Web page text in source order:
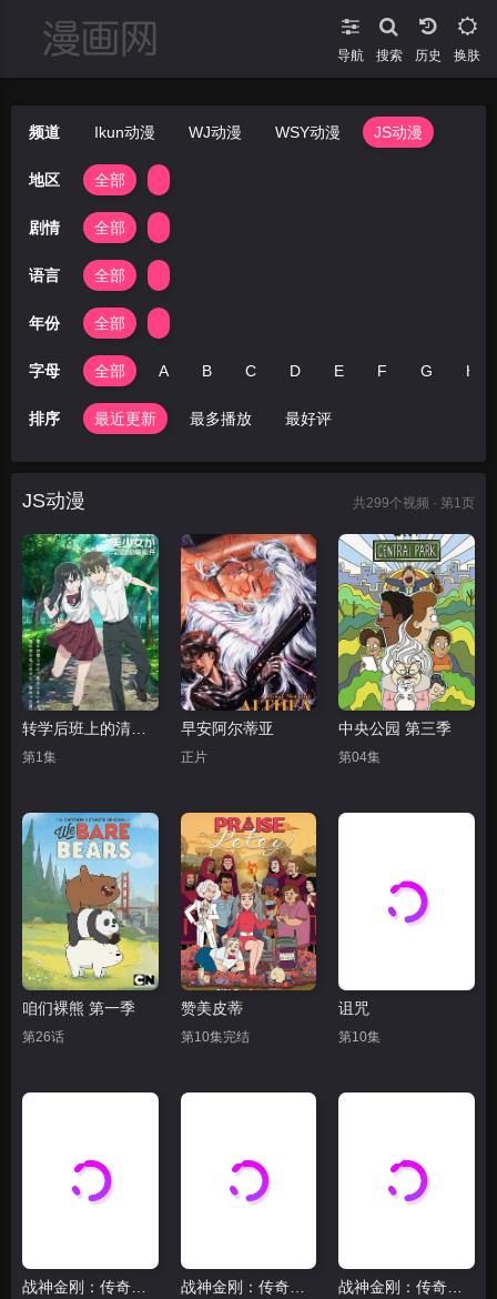
导航 搜索 换肤
频道 Ikun动漫 WJ动漫 WSY动漫 JS动漫
地区 全部
剧情 全部
语言 全部
年份 全部
字母 全部 A B C D E F G H
排序 最近更新 最多播放 最好评
JS动漫 共299个视频 · 第1页
转学后班上的清纯可爱美少女 竟是小时候玩在一起的哥儿们
第1集
早安阿尔蒂亚
正片
中央公园 第三季
第04集
咱们裸熊 第一季
第26话
赞美皮蒂
第10集完结
诅咒
第10集
战神金刚：传奇的保护神 第六季普 通话版 战神金刚：传奇的保护神 第三季 普通话版 战神金刚：传奇的保护神 第六季 普通话版